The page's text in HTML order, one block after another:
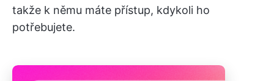
takže k němu máte přístup, kdykoli ho
potřebujete.